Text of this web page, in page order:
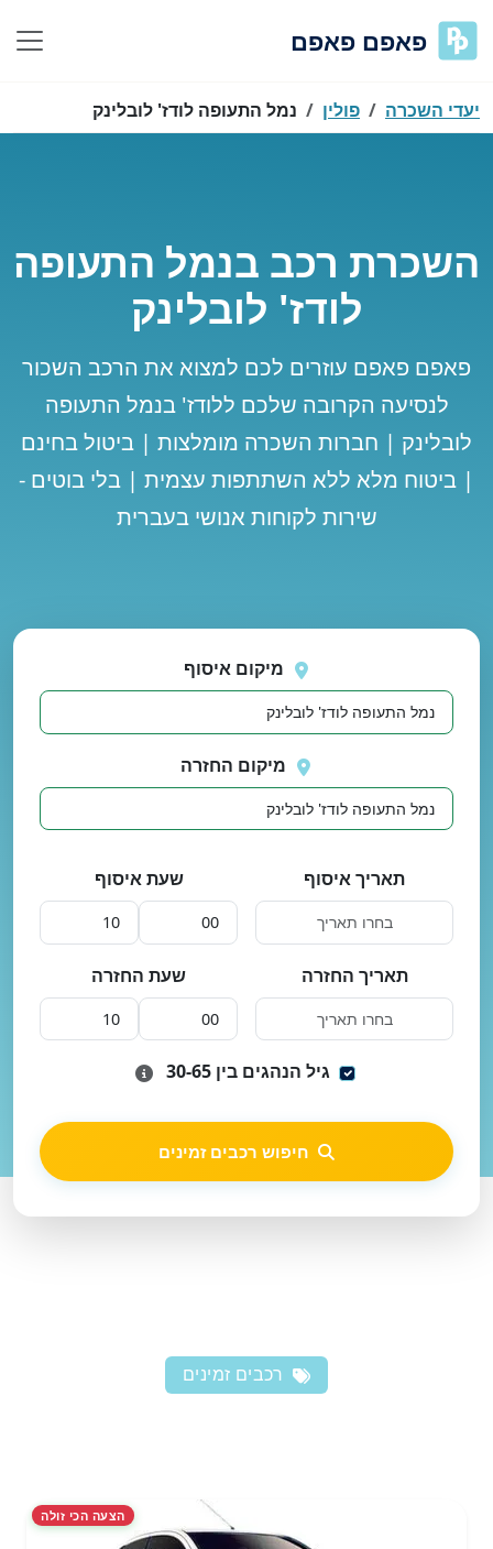
פאפם פאפם
יעדי השכרה פולין נמל התעופה לודז' לובלינק
השכרת רכב בנמל התעופה
לודז' לובלינק
פאפם פאפם עוזרים לכם למצוא את הרכב השכור
לנסיעה הקרובה שלכם ללודז' בנמל התעופה
לובלינק | חברות השכרה מומלצות | ביטול בחינם
| ביטוח מלא ללא השתתפות עצמית | בלי בוטים -
שירות לקוחות אנושי בעברית
שוב
מיקום איסוף
מיקום החזרה
תאריך איסוף שעת איסוף
תאריך החזרה שעת החזרה
גיל הנהגים בין 30-65
חיפוש רכבים זמינים
רכבים זמינים
הצעה הכי זולה